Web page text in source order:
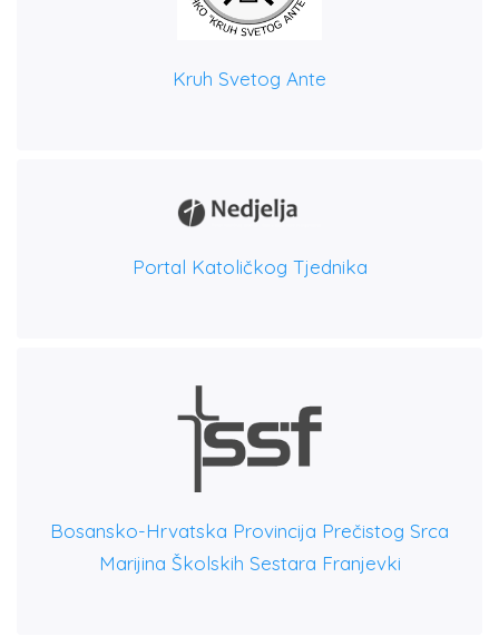
Kruh Svetog Ante
Portal Katoličkog Tjednika
Bosansko-Hrvatska Provincija Prečistog Srca
Marijina Školskih Sestara Franjevki